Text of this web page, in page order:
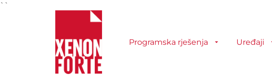
``
Programska rješenja Uređaji